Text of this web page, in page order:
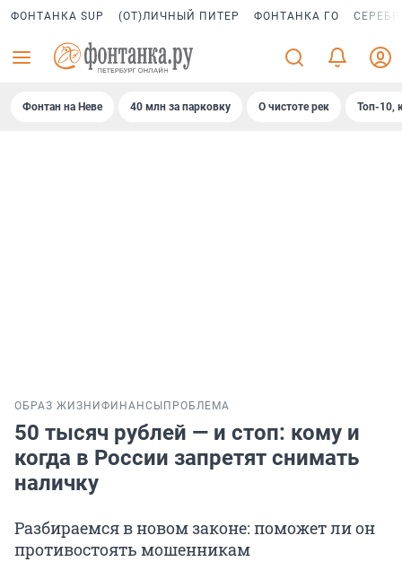
ФОНТАНКА SUP (ОТ)ЛИЧНЫЙ ПИТЕР ФОНТАНКА ГО
Фонтан на Неве 40 млн за парковку О чистоте рек Топ-10,
ОБРАЗ ЖИЗНИ ФИНАНСЫ ПРОБЛЕМА
50 тысяч рублей — и стоп: кому и
когда в России запретят снимать
наличку
Разбираемся в новом законе: поможет ли он
противостоять мошенникам